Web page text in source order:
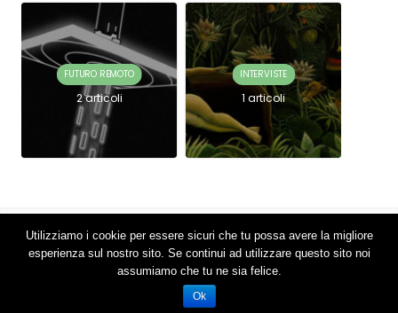
FUTURO REMOTO
2 articoli
INTERVISTE
1 articoli
2018 © Connettere si avvale dei cookies per garantirti una migliore
esperienza.
VAI SU
Utilizziamo i cookie per essere sicuri che tu possa avere la migliore
esperienza sul nostro sito. Se continui ad utilizzare questo sito noi
assumiamo che tu ne sia felice.
Ok